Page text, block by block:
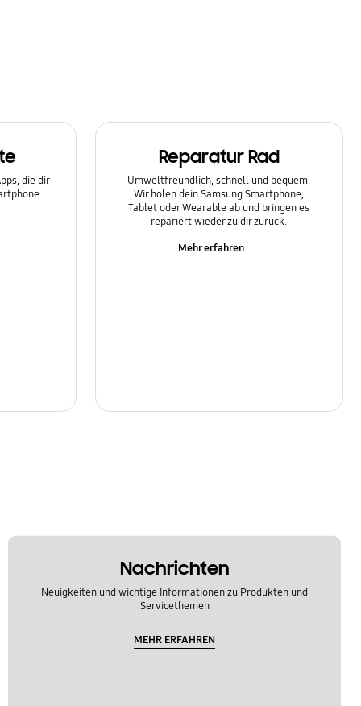
die dir
Reparatur Rad
Umweltfreundlich, schnell und bequem.
Wir holen dein Samsung Smartphone,
Tablet oder Wearable ab und bringen es
repariert wieder zu dir zurück.
Mehr erfahren
Nachrichten
Neuigkeiten und wichtige Informationen zu Produkten und
Servicethemen
MEHR ERFAHREN